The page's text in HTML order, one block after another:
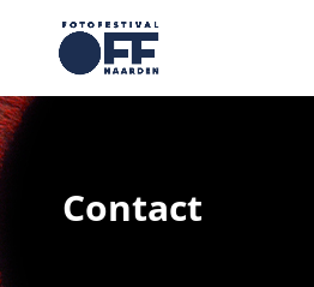
Contact